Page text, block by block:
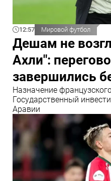
12:57 Мировой футбол
Дешам не
Ахли":
завершились
Назначение
Государственный
Аравии